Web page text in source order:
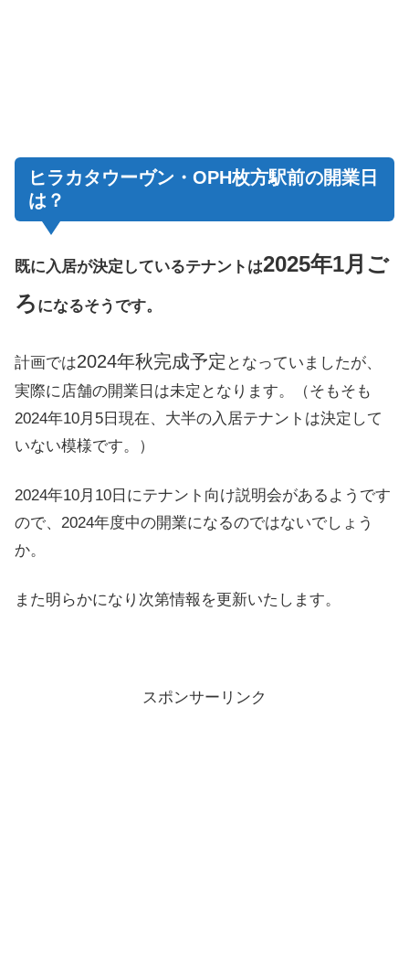
ヒラカタウーヴン・OPH枚方駅前の開業日
は？
既に入居が決定しているテナントは2025年1月ご
ろ になるそうです。
計画では2024年秋完成予定 となっていましたが、
実際に店舗の開業日は未定となります。（そもそも
2024年10月5日現在、大半の入居テナントは決定して
いない模様です。）
2024年10月10日にテナント向け説明会があるようです
ので、2024年度中の開業になるのではないでしょう
か。
また明らかになり次第情報を更新いたします。
スポンサーリンク